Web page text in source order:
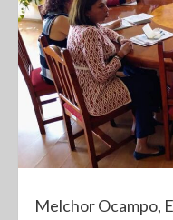
Melchor Ocampo,